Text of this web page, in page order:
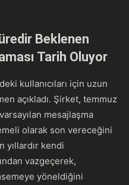
Beklenen
Tarih Oluyor
kullanıcıları için uzun
açıkladı. Şirket, temmuz
mesajlaşma
olarak son vereceğini
yıllardır kendi
vazgeçerek,
yöneldiğini